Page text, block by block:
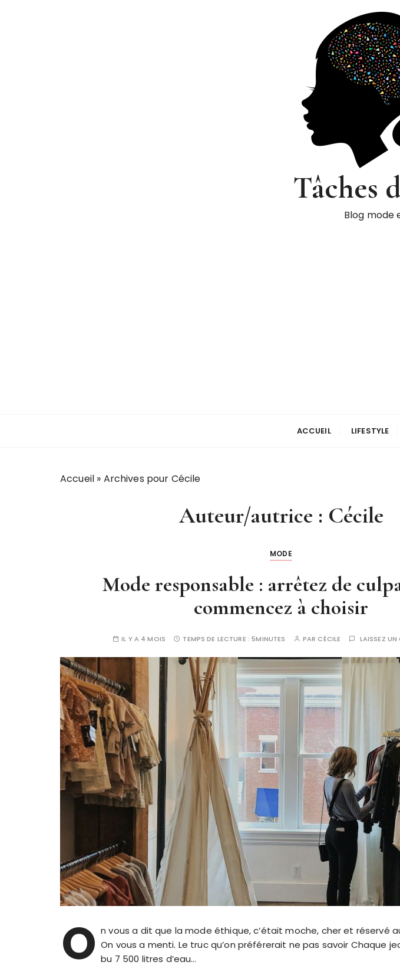
Tâches
Blog mode
ACCUEIL LIFESTYLE
Accueil » Archives pour Cécile
Auteur/autrice : Cécile
MODE
Mode responsable : arrêtez de
commencez à choisir
IL Y A 4 MOIS TEMPS DE LECTURE :5MINUTES PAR CÉCILE LAISSEZ
O n vous a dit que la mode éthique, c’était moche, cher et réservé
On vous a menti. Le truc qu’on préférerait ne pas savoir Chaque
bu 7 500 litres d’eau…